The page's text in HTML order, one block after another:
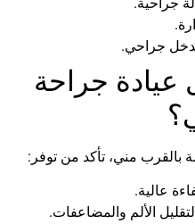
.
جراحي.
عيادة جراحة
؟
بالقرب مني، تأكد من توفر :
عالية.
لتقليل الألم والمضاعفات.